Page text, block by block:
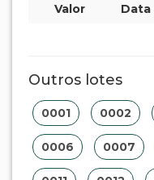
Valor Data
Outros lotes
0001 0002
0006 0007